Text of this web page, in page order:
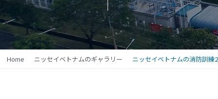
Home ニッセイベトナムのギャラリー ニッセイベトナムの消防訓練2